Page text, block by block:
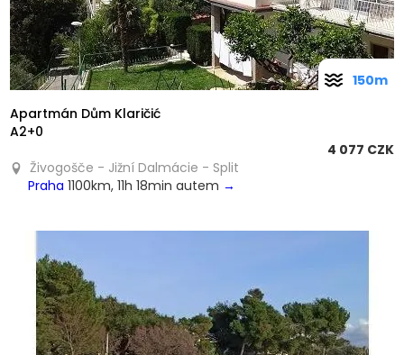
Apartmán Dům Klaričić
A2+0
4 077 CZK
Živogošče - Jižní Dalmácie - Split
Praha 1100km, 11h 18min autem →
150m
❮ ❯